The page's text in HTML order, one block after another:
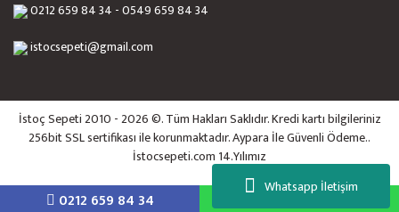
Whatsapp İletişim
0212 659 84 34 5558884844
0212 659 84 34 - 0549 659 84 34
istocsepeti@gmail.com
İstoç Sepeti 2010 - 2026 ©. Tüm Hakları Saklıdır. Kredi kartı bilgileriniz
256bit SSL sertifikası ile korunmaktadır. Aypara İle Güvenli Ödeme..
İstocsepeti.com 14.Yılımız
ideasoft